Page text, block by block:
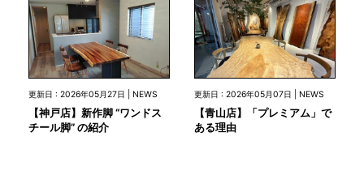
更新日 : 2026年05月27日 | NEWS
【神戸店】新作脚 “ワンドス
チール脚” の紹介
更新日 : 2026年05月07日 | NEWS
【青山店】「プレミアム」で
ある理由